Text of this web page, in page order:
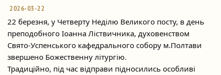
2026-03-22
22 березня, у Четверту Неділю Великого посту, в день
преподобного Іоанна Ліствичника, духовенством
Свято-Успенського кафедрального собору м.Полтави
звершено Божественну літургію.
Традиційно, під час відправи підносились особливі